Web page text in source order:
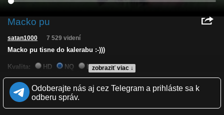
Macko pu
zobraziť viac ↓
satan1000 7 529 videní
Macko pu tisne do kalerabu :-)))
Kvalita: HD NQ
LQ
Zverejnené: 14.6.2013 11:38
Páči sa: 100% (3 hlasov)
Obľúbené: 0
Komentárov: 3
Dľžka: 2:02
Odoberajte nás aj cez Telegram a prihláste sa k
odberu správ.